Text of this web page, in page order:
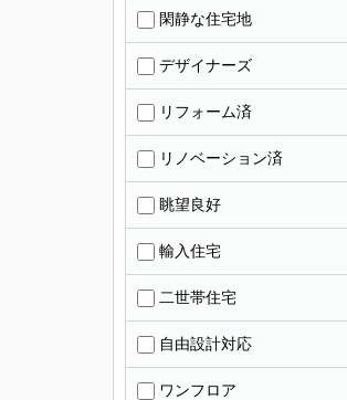
閑静な住宅地
デザイナーズ
リフォーム済
リノベーション済
眺望良好
輸入住宅
二世帯住宅
自由設計対応
ワンフロア